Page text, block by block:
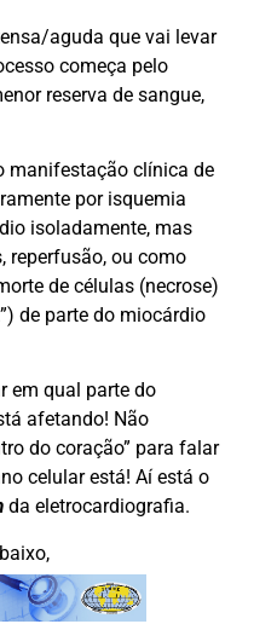
aguda que vai levar
começa pelo
reserva de sangue,
manifestação clínica de
por isquemia
isoladamente, mas
reperfusão, ou como
de células (necrose)
de parte do miocárdio
em qual parte do
afetando! Não
do coração” para falar
celular está! Aí está o
da eletrocardiografia.